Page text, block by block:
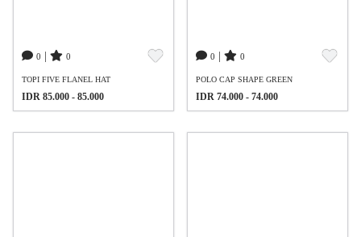
0 0
TOPI FIVE FLANEL HAT
IDR 85.000 - 85.000
0 0
POLO CAP SHAPE GREEN
IDR 74.000 - 74.000